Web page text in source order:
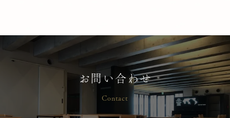
お問い合わせ
Contact